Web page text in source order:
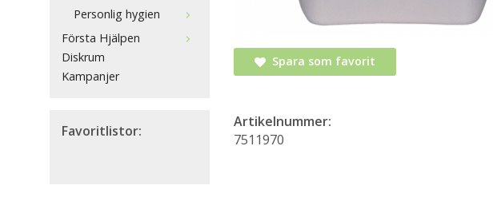
Personlig hygien
Första Hjälpen
Diskrum
Kampanjer
Favoritlistor:
Spara som favorit
Artikelnummer:
7511970